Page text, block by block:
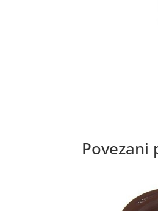
Povezani